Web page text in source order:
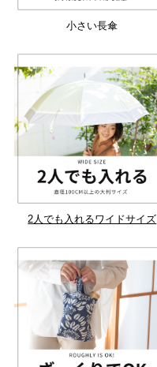
小さい長傘
2人でも入れるワイドサイズ